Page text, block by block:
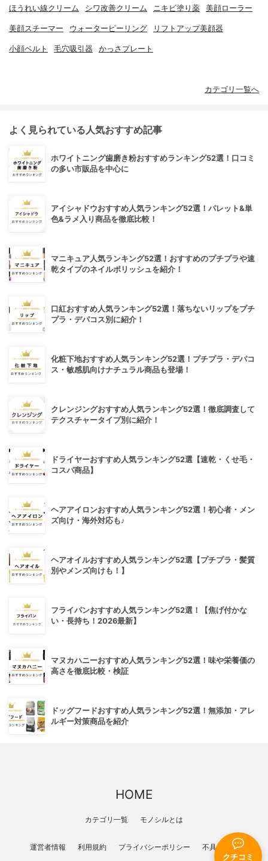
クチコミ
ほうれい線クリーム シワ改善クリーム ニキビ塗り薬 美顔ローラー
美顔スチーマー ウォーターピーリング リフトアップ美顔器
小顔ベルト 毛穴吸引器 かっさプレート
カテゴリ一覧へ
よく見られている人気おすすめ記事
ホワイトニング歯磨き粉おすすめランキング52選！口コミ
の多い市販品を中心に
アイシャドウおすすめ人気ランキング52選！パレット&単
色&ラメ入り商品を徹底比較！
マニキュア人気ランキング52選！おすすめのプチプラや速
乾タイプのネイルポリッシュを紹介！
口紅おすすめ人気ランキング52選！落ちないリップをプチ
プラ・デパコス別に紹介！
化粧下地おすすめ人気ランキング52選！プチプラ・デパコ
ス・敏感肌向けナチュラル商品も登場！
クレンジングおすすめ人気ランキング52選！徹底調査して
テクスチャータイプ別に紹介！
ドライヤーおすすめ人気ランキング52選【速乾・くせ毛・
コスパ商品】
ヘアアイロンおすすめ人気ランキング52選！初心者・メン
ズ向け・海外対応も♪
ヘアオイルおすすめ人気ランキング52選【プチプラ・髪質
別やメンズ向けも！】
フライパンおすすめ人気ランキング52選！【焦げ付かな
い・長持ち！2026最新】
マヌカハニーおすすめ人気ランキング52選！味や栄養価の
高さを徹底比較・検証
ドッグフードおすすめ人気ランキング52選！無添加・アレ
ルギー対策商品を紹介
HOME
カテゴリ一覧 モノシルとは
運営者情報 利用規約 プライバシーポリシー 不具合報告